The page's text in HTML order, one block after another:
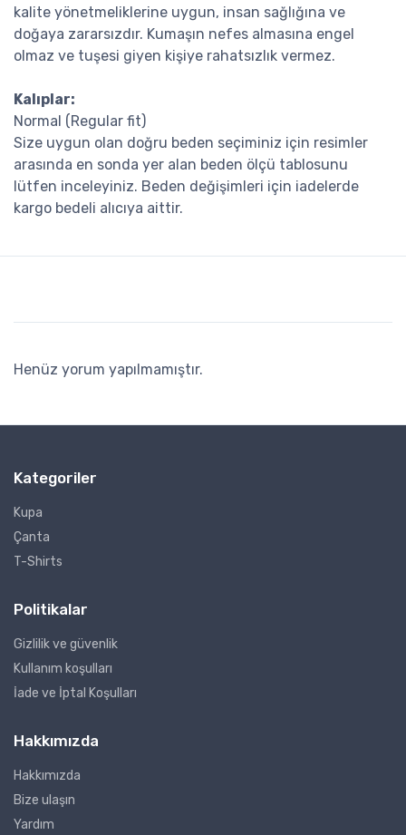
kalite yönetmeliklerine uygun, insan sağlığına ve
doğaya zararsızdır. Kumaşın nefes almasına engel
olmaz ve tuşesi giyen kişiye rahatsızlık vermez.
Kalıplar:
Normal (Regular fit)
Size uygun olan doğru beden seçiminiz için resimler
arasında en sonda yer alan beden ölçü tablosunu
lütfen inceleyiniz. Beden değişimleri için iadelerde
kargo bedeli alıcıya aittir.
Henüz yorum yapılmamıştır.
Kategoriler
Kupa
Çanta
T-Shirts
Politikalar
Gizlilik ve güvenlik
Kullanım koşulları
İade ve İptal Koşulları
Hakkımızda
Hakkımızda
Bize ulaşın
Yardım